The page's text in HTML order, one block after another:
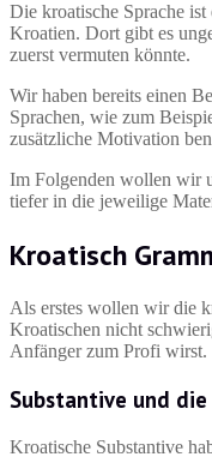
Die kroatische Sprache
Kroatien. Dort gibt es
zuerst vermuten könnte.
Wir haben bereits einen
Sprachen, wie zum
zusätzliche Motivation
Im Folgenden wollen wir
tiefer in die jeweilige
Kroatisch
Als erstes wollen wir die
Kroatischen nicht
Anfänger zum Profi wirst.
Substantive und
Kroatische Substantive